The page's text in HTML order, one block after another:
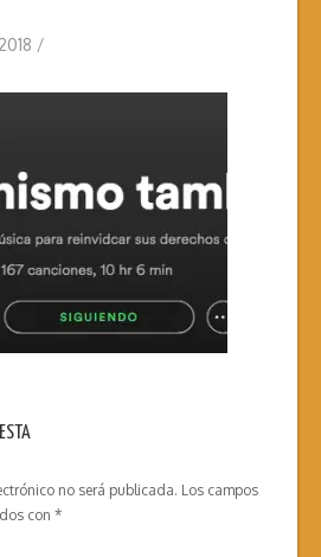
/
no será publicada. Los campos
con *